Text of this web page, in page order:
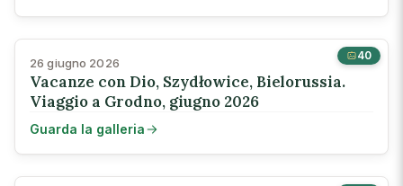
40
26 giugno 2026
Vacanze con Dio, Szydłowice, Bielorussia.
Viaggio a Grodno, giugno 2026
Guarda la galleria